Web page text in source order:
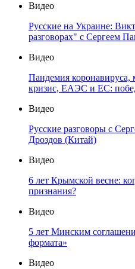
Видео
Русские на Украине:
разговорах" с Сергеем
Видео
Пандемия коронавируса,
кризис, ЕАЭС и ЕС:
Видео
Русские разговоры с
Дроздов (Китай)
Видео
6 лет Крымской весне:
признания?
Видео
5 лет Минским
формата»
Видео